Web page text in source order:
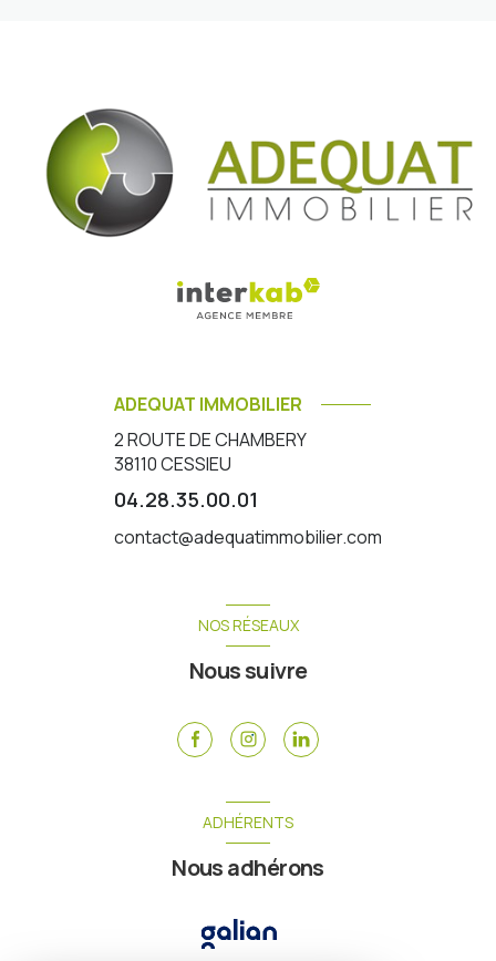
ADEQUAT IMMOBILIER
2 ROUTE DE CHAMBERY
38110CESSIEU
04.28.35.00.01
contact@adequatimmobilier.com
NOS RÉSEAUX
Nous suivre
ADHÉRENTS
Nous adhérons